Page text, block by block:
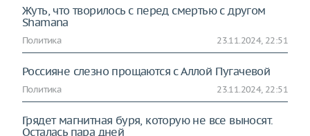
Жуть, что творилось с перед смертью с другом
Shamanа
Политика 23.11.2024, 22:51
Россияне слезно прощаются с Аллой Пугачевой
Политика 23.11.2024, 22:51
Грядет магнитная буря, которую не все выносят.
Осталась пара дней